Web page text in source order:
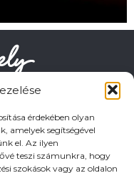
érdekében olyan
amelyek segítségével
el. Az ilyen
teszi számunkra, hogy
szokások vagy az oldalon